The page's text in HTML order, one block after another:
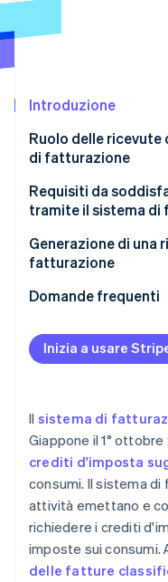
Radar
Costituzione di start-
Rimozione del
Verifica online
Stripe Sessions
Introduzione
Ruolo delle ricevute
di fatturazione
Requisiti da
tramite il sistema
Generazione di una
fatturazione
Domande frequenti
Inizia a usare
Il sistema di
Giappone il 1°
crediti d'imposta
consumi. Il sistema
attività emettano e
richiedere i crediti
imposte sui consumi.
delle fatture